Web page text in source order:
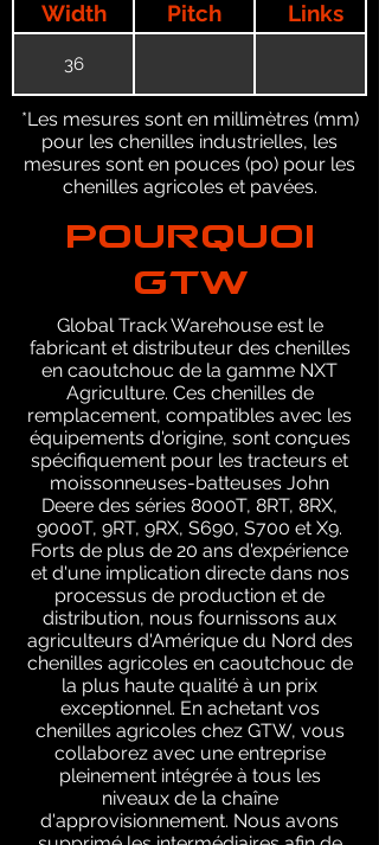
Width
Pitch
Links
36
*Les mesures sont en millimètres (mm)
pour les chenilles industrielles, les
mesures sont en pouces (po) pour les
chenilles agricoles et pavées.
POURQUOI
GTW
Global Track Warehouse est le
fabricant et distributeur des chenilles
en caoutchouc de la gamme NXT
Agriculture. Ces chenilles de
remplacement, compatibles avec les
équipements d'origine, sont conçues
spécifiquement pour les tracteurs et
moissonneuses-batteuses John
Deere des séries 8000T, 8RT, 8RX,
9000T, 9RT, 9RX, S690, S700 et X9.
Forts de plus de 20 ans d'expérience
et d'une implication directe dans nos
processus de production et de
distribution, nous fournissons aux
agriculteurs d'Amérique du Nord des
chenilles agricoles en caoutchouc de
la plus haute qualité à un prix
exceptionnel. En achetant vos
chenilles agricoles chez GTW, vous
collaborez avec une entreprise
pleinement intégrée à tous les
niveaux de la chaîne
d'approvisionnement. Nous avons